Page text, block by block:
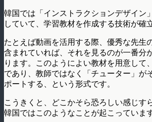
韓国では「インストラクションデザイン
していて、学習教材を作成する技術が確
たとえば動画を活用する際、優秀な先生
含まれていれば、それを見るのが一番分
ります。このようによい教材を用意して
であり、教師ではなく「チューター」が
ポートする、という形式です。
こうきくと、どこかそら恐ろしい感じす
韓国ではこのようなことが起こっています